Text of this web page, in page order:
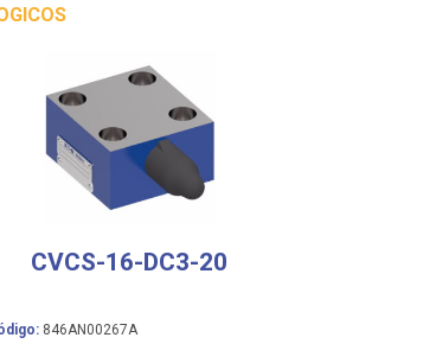
CVCS-16-DC3-20
846AN00267A